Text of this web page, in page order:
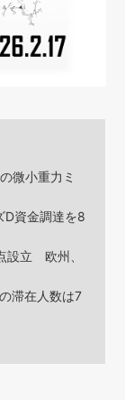
微小重力ミ
D資金調達を8
設立 欧州、
滞在人数は7